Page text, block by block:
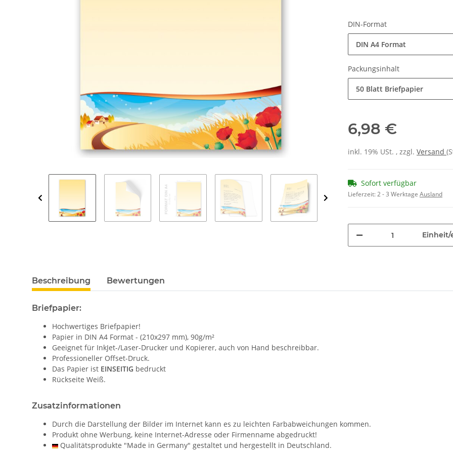
DIN-Format
DIN A4 Format
Packungsinhalt
50 Blatt Briefpapier
6,98 €
inkl. 19% USt. , zzgl. Versand
Sofort verfügbar
Lieferzeit:2 - 3 Werktage Ausland
Einheit/
Beschreibung Bewertungen
Briefpapier:
Hochwertiges Briefpapier!
Papier in DIN A4 Format - (210x297 mm), 90g/m²
Geeignet für InkJet-/Laser-Drucker und Kopierer, auch von Hand beschreibbar.
Professioneller Offset-Druck.
Das Papier ist EINSEITIG bedruckt
Rückseite Weiß.
Zusatzinformationen
Durch die Darstellung der Bilder im Internet kann es zu leichten Farbabweichungen kommen.
Produkt ohne Werbung, keine Internet-Adresse oder Firmenname abgedruckt!
Qualitätsprodukte "Made in Germany" gestaltet und hergestellt in Deutschland.